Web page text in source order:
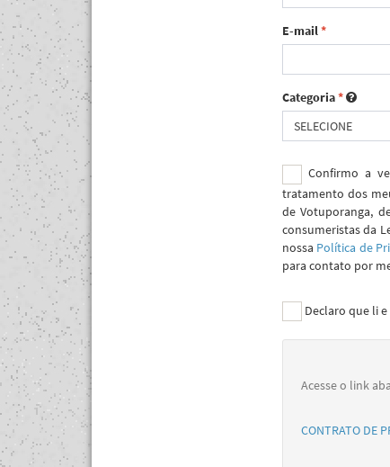
E-mail*
Categoria*
SELECIONE
Confirmo a
tratamento dos
de Votuporanga,
consumeristas da
nossa Política de
para contato por
Declaro que li
Acesse o link
CONTRATO DE